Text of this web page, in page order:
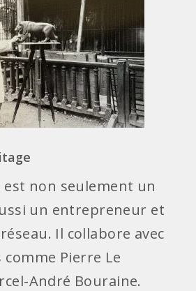
est non seulement un
un entrepreneur et
Il collabore avec
Pierre Le
André Bouraine.